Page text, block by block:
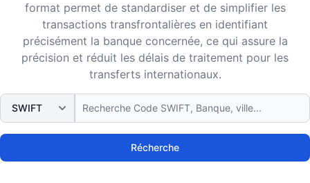
format permet de standardiser et de simplifier les
transactions transfrontalières en identifiant
précisément la banque concernée, ce qui assure la
précision et réduit les délais de traitement pour les
transferts internationaux.
Récherche